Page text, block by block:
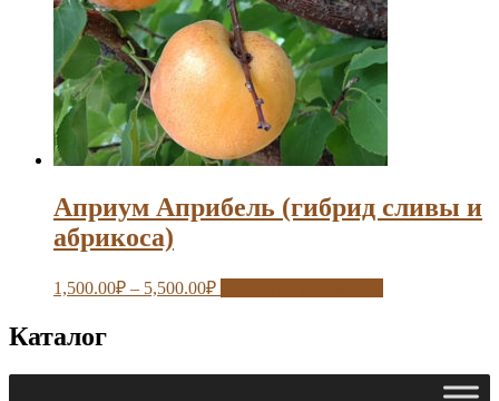
Априум Априбель (гибрид сливы и
абрикоса)
1,500.00₽ – 5,500.00₽
Каталог